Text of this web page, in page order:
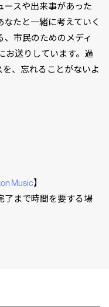
ースや出来事があった
たと一緒に考えていく
市民のためのメディ
お送りしています。過
、忘れることがないよ
Music】
了まで時間を要する場